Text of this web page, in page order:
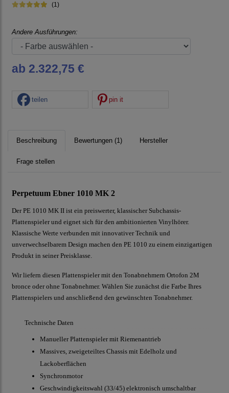
(1)
Andere Ausführungen:
ab 2.322,75 €
teilen pin it
Beschreibung Bewertungen (1) Hersteller
Frage stellen
Perpetuum Ebner 1010 MK 2
Der PE 1010 MK II ist ein preiswerter, klassischer Subchassis-
Plattenspieler und eignet sich für den ambitionierten Vinylhörer.
Klassische Werte verbunden mit innovativer Technik und
unverwechselbarem Design machen den PE 1010 zu einem einzigartigen
Produkt in seiner Preisklasse.
Wir liefern diesen Plattenspieler mit den Tonabnehmern Ortofon 2M
bronce oder ohne Tonabnehmer. Wählen Sie zunächst die Farbe Ihres
Plattenspielers und anschließend den gewünschten Tonabnehmer.
Technische Daten
Manueller Plattenspieler mit Riemenantrieb
Massives, zweigeteiltes Chassis mit Edelholz und
Lackoberflächen
Synchronmotor
Geschwindigkeitswahl (33/45) elektronisch umschaltbar